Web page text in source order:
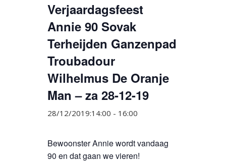
Verjaardagsfeest
Annie 90 Sovak
Terheijden Ganzenpad
Troubadour
Wilhelmus De Oranje
Man – za 28-12-19
28/12/2019:14:00 - 16:00
Bewoonster Annie wordt vandaag
90 en dat gaan we vieren!